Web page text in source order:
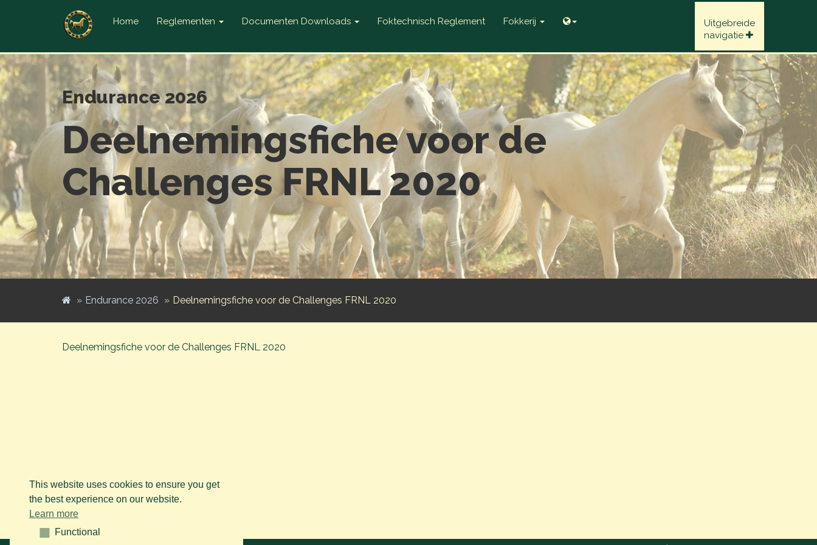
Home Reglementen Documenten Downloads Foktechnisch Reglement Fokkerij
Uitgebreide
navigatie
Endurance 2026
Deelnemingsfiche voor de
Challenges FRNL 2020
Endurance 2026 Deelnemingsfiche voor de Challenges FRNL 2020
Deelnemingsfiche voor de Challenges FRNL 2020
This website uses cookies to ensure you get
the best experience on our website.
Learn more
Functional
Functional